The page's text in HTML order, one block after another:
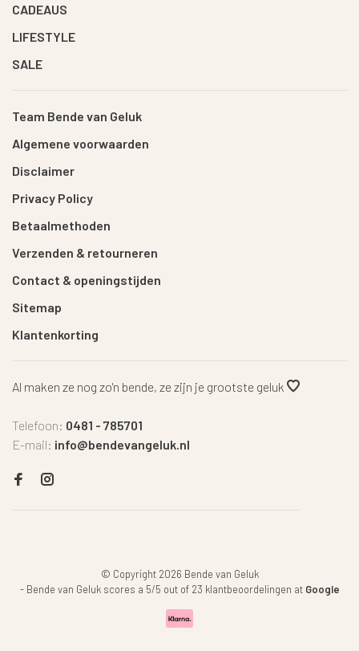
CADEAUS
LIFESTYLE
SALE
Team Bende van Geluk
Algemene voorwaarden
Disclaimer
Privacy Policy
Betaalmethoden
Verzenden & retourneren
Contact & openingstijden
Sitemap
Klantenkorting
Al maken ze nog zo'n bende, ze zijn je grootste geluk
Telefoon: 0481 - 785701
E-mail: info@bendevangeluk.nl
© Copyright 2026 Bende van Geluk
- Bende van Geluk scores a 5/5 out of 23 klantbeoordelingen at Google